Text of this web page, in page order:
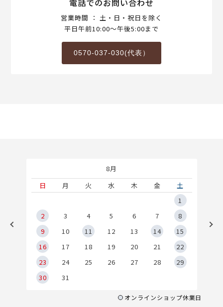
営業時間 ： 土・日・祝日を除く
平日午前10:00～午後5:00まで
0570-037-030(代表）
8月
日
月 火 水 木 金
土
1
2
3 4 5 6 7
8
9
10 11 12 13 14
15
16
17 18 19 20 21
22
23
24 25 26 27 28
29
30
31
オンラインショップ休業日